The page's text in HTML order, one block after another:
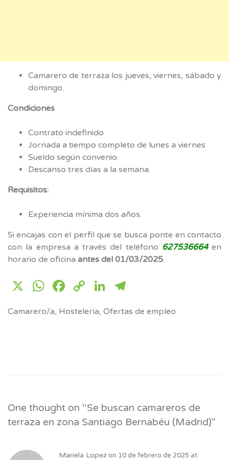
Camarero de terraza los jueves, viernes, sábado y
domingo.
Condiciones
Contrato indefinido
Jornada a tiempo completo de lunes a viernes
Sueldo según convenio.
Descanso tres días a la semana.
Requisitos:
Experiencia mínima dos años.
Si encajas con el perfil que se busca ponte en contacto
con la empresa a través del teléfono 627536664en
horario de oficina antes del 01/03/2025.
X WhatsApp
Facebook
CopyLinkedIn
Camarero/a, Hostelería, Ofertas de empleo
One thought on “Se buscan camareros de
terraza en zona Santiago Bernabéu (Madrid)”
Mariela Lopez on 10 de febrero de 2025 at